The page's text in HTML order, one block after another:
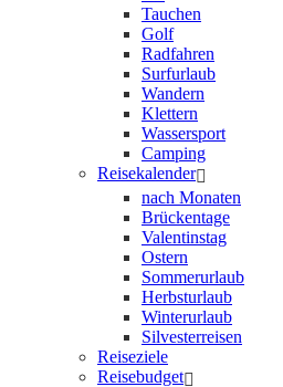
Tauchen
Golf
Radfahren
Surfurlaub
Wandern
Klettern
Wassersport
Camping
Reisekalender
nach Monaten
Brückentage
Valentinstag
Ostern
Sommerurlaub
Herbsturlaub
Winterurlaub
Silvesterreisen
Reiseziele
Reisebudget